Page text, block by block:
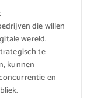
die willen
wereld.
te
kunnen
en